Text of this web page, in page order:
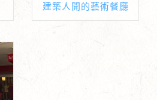
建築人開的藝術餐廳